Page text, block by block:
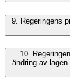
9. Regeringens
10.
ändring av